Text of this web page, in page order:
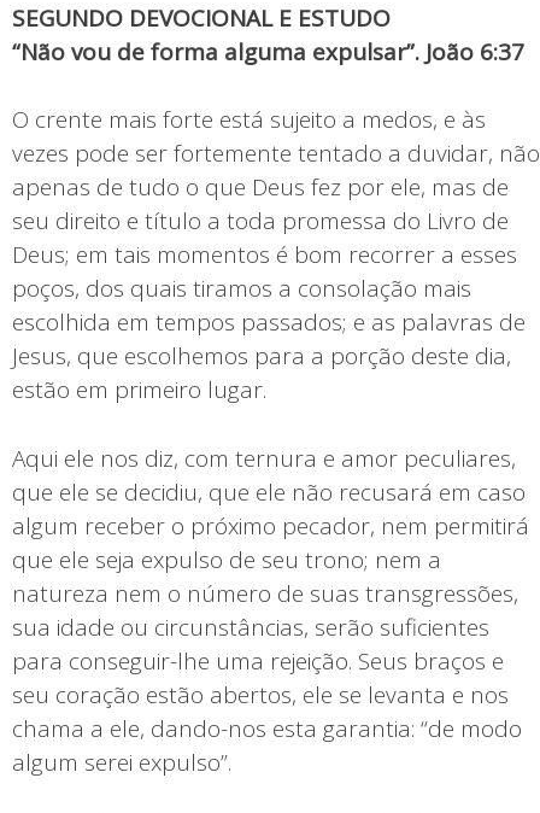
SEGUNDO DEVOCIONAL E ESTUDO
“Não vou de forma alguma expulsar”. João 6:37
O crente mais forte está sujeito a medos, e às
vezes pode ser fortemente tentado a duvidar, não
apenas de tudo o que Deus fez por ele, mas de
seu direito e título a toda promessa do Livro de
Deus; em tais momentos é bom recorrer a esses
poços, dos quais tiramos a consolação mais
escolhida em tempos passados; e as palavras de
Jesus, que escolhemos para a porção deste dia,
estão em primeiro lugar.
Aqui ele nos diz, com ternura e amor peculiares,
que ele se decidiu, que ele não recusará em caso
algum receber o próximo pecador, nem permitirá
que ele seja expulso de seu trono; nem a
natureza nem o número de suas transgressões,
sua idade ou circunstâncias, serão suficientes
para conseguir-lhe uma rejeição. Seus braços e
seu coração estão abertos, ele se levanta e nos
chama a ele, dando-nos esta garantia: “de modo
algum serei expulso”.